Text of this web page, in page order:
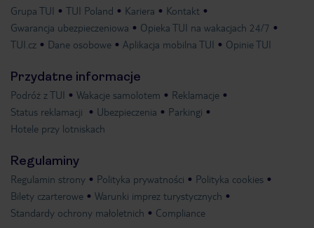
Grupa TUI TUI Poland Kariera
Kontakt
Gwarancja ubezpieczeniowa
Opieka TUI na wakacjach 24/7
TUI.cz
Dane osobowe Aplikacja mobilna TUI Opinie TUI
Przydatne informacje
Podróż z TUI Wakacje samolotem
Reklamacje
Status reklamacji
Ubezpieczenia
Parkingi
Hotele przy lotniskach
Regulaminy
Regulamin strony Polityka prywatności
Polityka cookies
Bilety czarterowe
Warunki imprez turystycznych
Standardy ochrony małoletnich
Compliance